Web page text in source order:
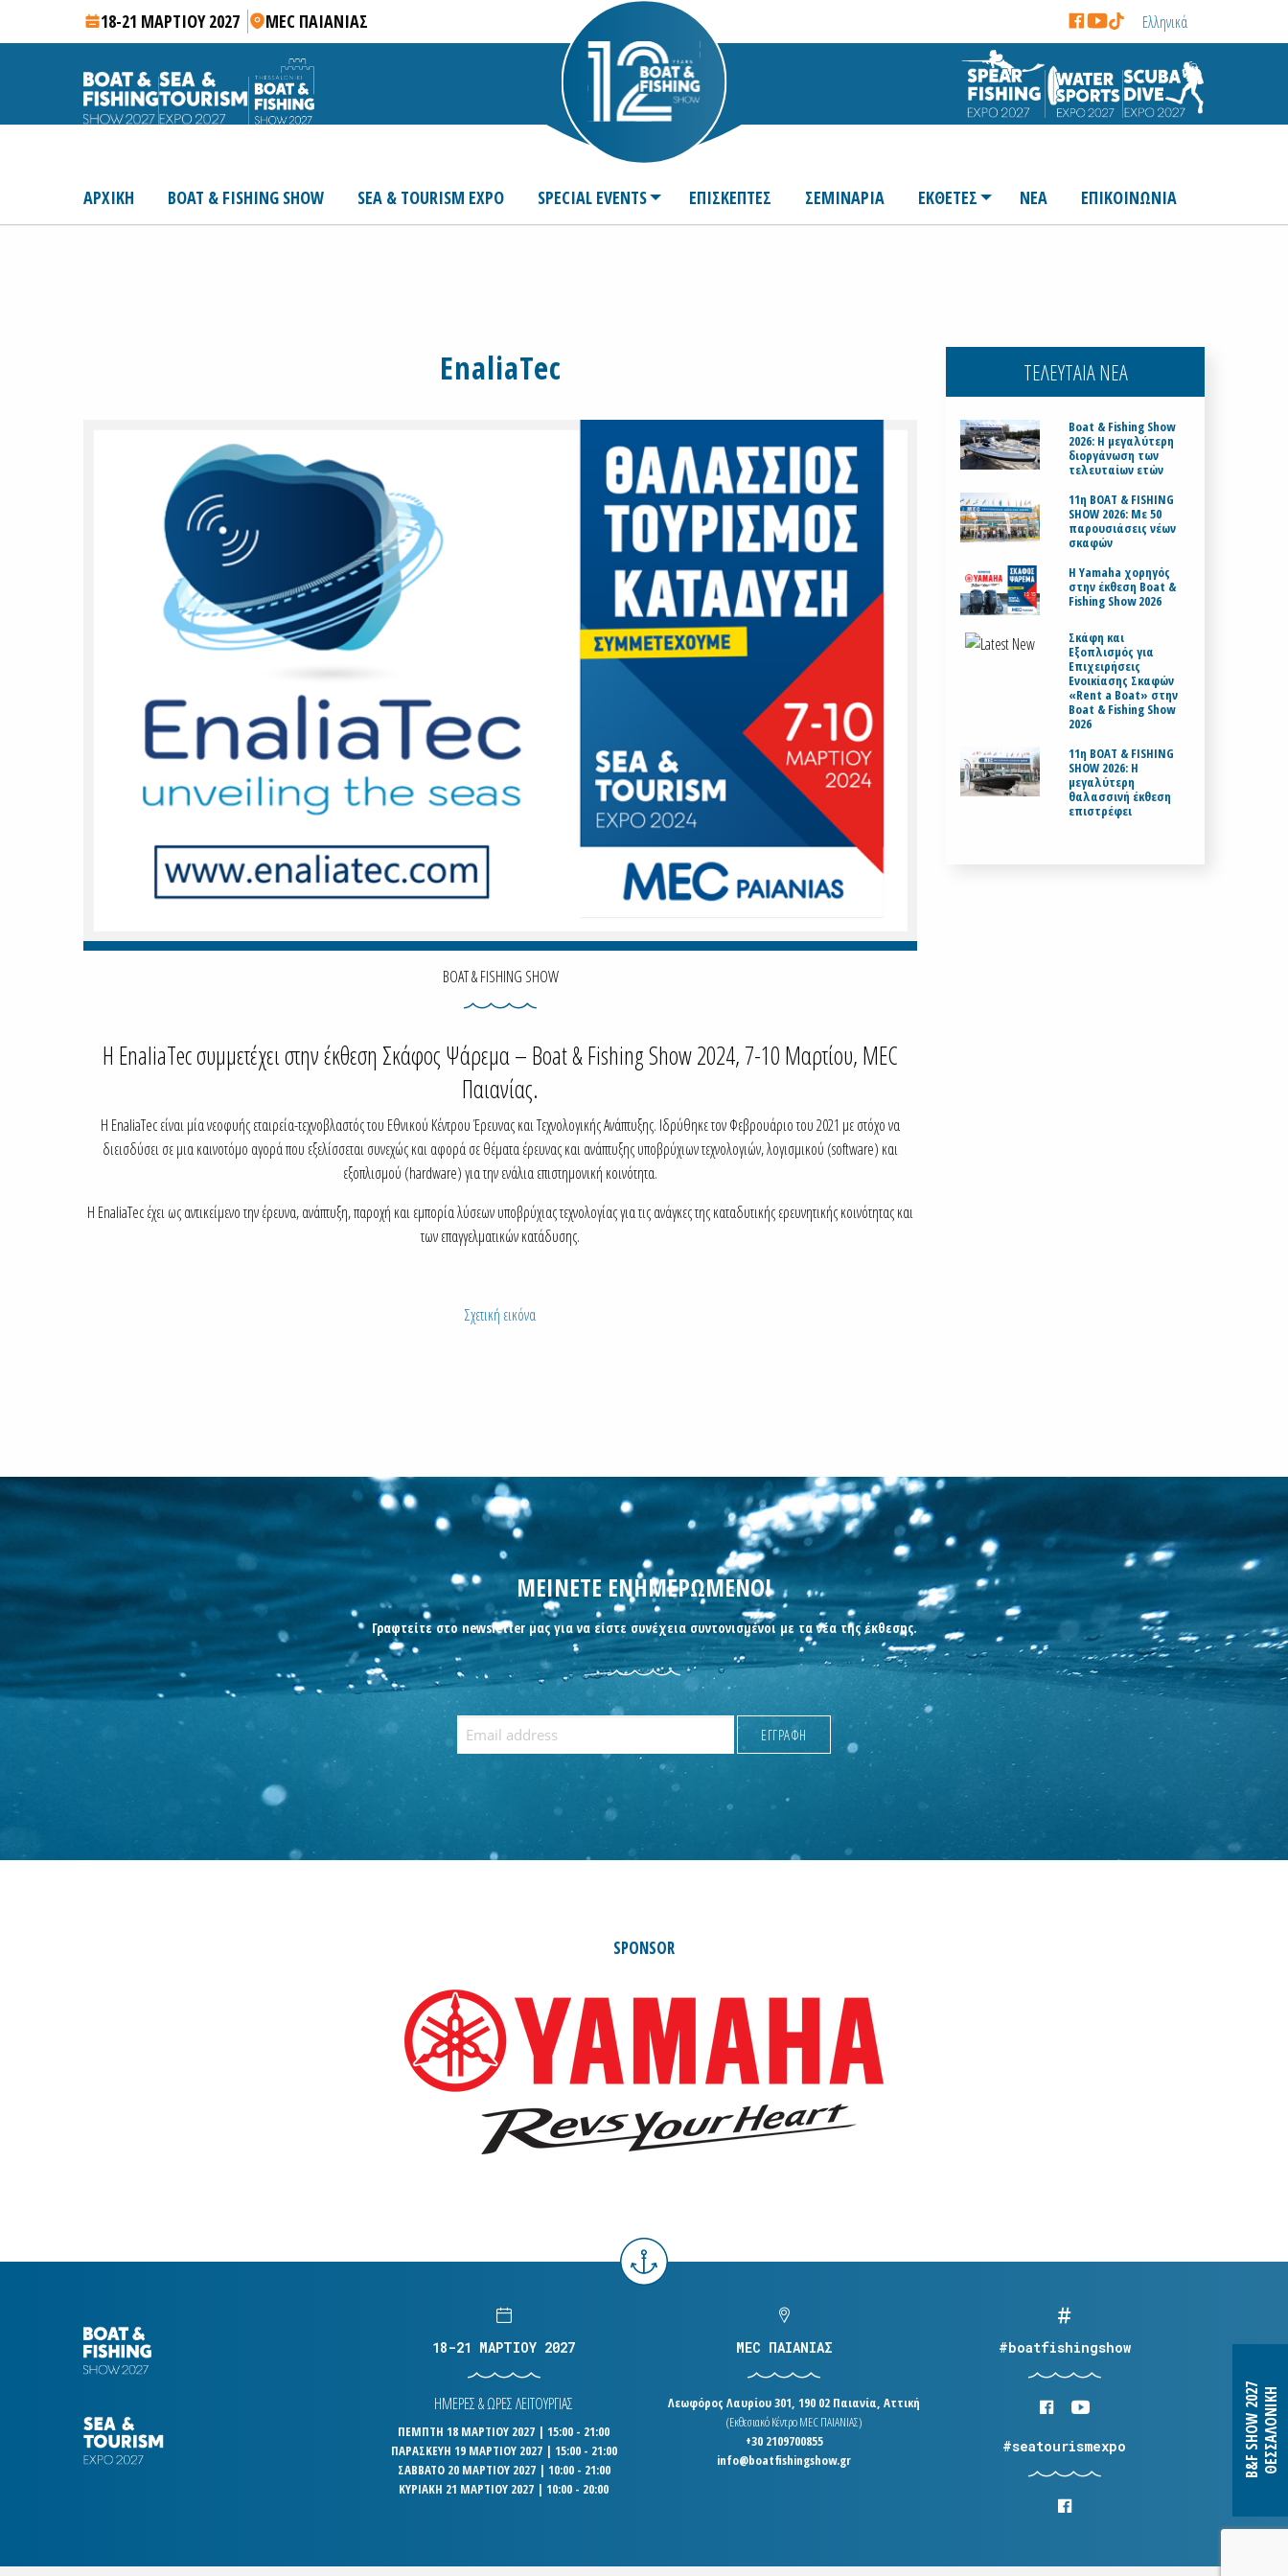
18-21 ΜΑΡΤΙΟΥ 2027 MEC ΠΑΙΑΝΙΑΣ Ελληνικά
ΑΡΧΙΚΗ BOAT & FISHING SHOW SEA & TOURISM EXPO SPECIAL EVENTS ΕΠΙΣΚΕΠΤΕΣ ΣΕΜΙΝΑΡΙΑ ΕΚΘΕΤΕΣ ΝΕΑ ΕΠΙΚΟΙΝΩΝΙΑ
EnaliaTec
BOAT & FISHING SHOW
H EnaliaTec συμμετέχει στην έκθεση Σκάφος Ψάρεμα – Boat & Fishing Show 2024, 7-10 Μαρτίου, MEC
Παιανίας.
Η EnaliaTec είναι μία νεοφυής εταιρεία-τεχνοβλαστός του Εθνικού Κέντρου Έρευνας και Τεχνολογικής Ανάπτυξης. Ιδρύθηκε τον Φεβρουάριο του 2021 με στόχο να
διεισδύσει σε μια καινοτόμο αγορά που εξελίσσεται συνεχώς και αφορά σε θέματα έρευνας και ανάπτυξης υποβρύχιων τεχνολογιών, λογισμικού (software) και
εξοπλισμού (hardware) για την ενάλια επιστημονική κοινότητα.
Η EnaliaTec έχει ως αντικείμενο την έρευνα, ανάπτυξη, παροχή και εμπορία λύσεων υποβρύχιας τεχνολογίας για τις ανάγκες της καταδυτικής ερευνητικής κοινότητας και
των επαγγελματικών κατάδυσης.
Σχετική εικόνα
ΤΕΛΕΥΤΑΙΑ ΝΕΑ
Boat & Fishing Show
2026: Η μεγαλύτερη
διοργάνωση των
τελευταίων ετών
11η BOAT & FISHING
SHOW 2026: Με 50
παρουσιάσεις νέων
σκαφών
H Yamaha χορηγός
στην έκθεση Boat &
Fishing Show 2026
Σκάφη και
Εξοπλισμός για
Επιχειρήσεις
Ενοικίασης Σκαφών
«Rent a Boat» στην
Boat & Fishing Show
2026
11η BOAT & FISHING
SHOW 2026: Η
μεγαλύτερη
θαλασσινή έκθεση
επιστρέφει
B&F SHOW 2027ΘΕΣΣΑΛΟΝΙΚΗ
ΜΕΙΝΕΤΕ ΕΝΗΜΕΡΩΜΕΝΟΙ
Γραφτείτε στο newsletter μας για να είστε συνέχεια συντονισμένοι με τα νέα της έκθεσης.
SPONSOR
18-21 ΜΑΡΤΙΟΥ 2027
ΗΜΕΡΕΣ & ΩΡΕΣ ΛΕΙΤΟΥΡΓΙΑΣ
ΠΕΜΠΤΗ 18 ΜΑΡΤΙΟΥ 2027 | 15:00 - 21:00
ΠΑΡΑΣΚΕΥΗ 19 ΜΑΡΤΙΟΥ 2027 | 15:00 - 21:00
ΣΑΒΒΑΤΟ 20 ΜΑΡΤΙΟΥ 2027 | 10:00 - 21:00
ΚΥΡΙΑΚΗ 21 ΜΑΡΤΙΟΥ 2027 | 10:00 - 20:00
MEC ΠΑΙΑΝΙΑΣ
Λεωφόρος Λαυρίου 301, 190 02 Παιανία, Αττική
(Εκθεσιακό Κέντρο MEC ΠΑΙΑΝΙΑΣ)
+30 2109700855
info@boatfishingshow.gr
#boatfishingshow
#seatourismexpo